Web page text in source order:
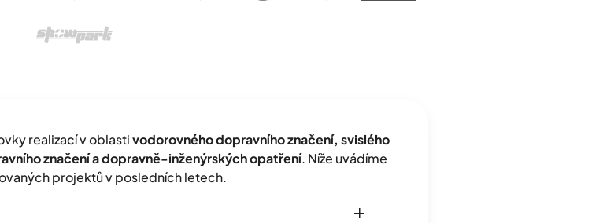
realizací v oblastivodorovného dopravního značení, svislého
značení a dopravně-inženýrských opatření. Níže uvádíme
projektů v posledních letech.